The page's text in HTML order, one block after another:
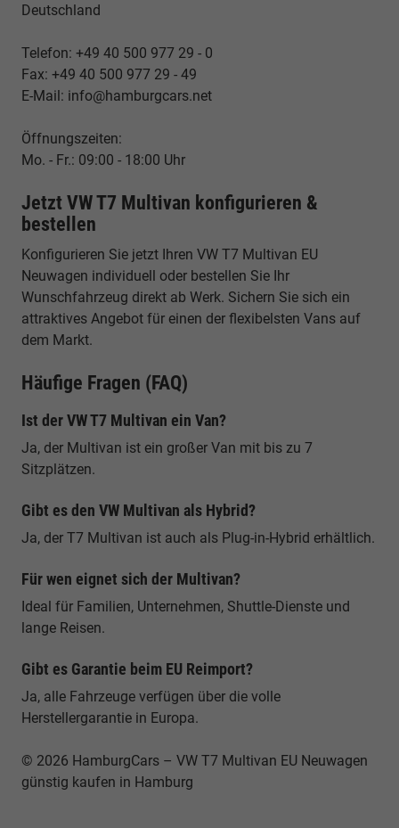
Deutschland
Telefon: +49 40 500 977 29 - 0
Fax: +49 40 500 977 29 - 49
E-Mail: info@hamburgcars.net
Öffnungszeiten:
Mo. - Fr.: 09:00 - 18:00 Uhr
Jetzt VW T7 Multivan konfigurieren &
bestellen
Konfigurieren Sie jetzt Ihren VW T7 Multivan EU
Neuwagen individuell oder bestellen Sie Ihr
Wunschfahrzeug direkt ab Werk. Sichern Sie sich ein
attraktives Angebot für einen der flexibelsten Vans auf
dem Markt.
Häufige Fragen (FAQ)
Ist der VW T7 Multivan ein Van?
Ja, der Multivan ist ein großer Van mit bis zu 7
Sitzplätzen.
Gibt es den VW Multivan als Hybrid?
Ja, der T7 Multivan ist auch als Plug-in-Hybrid erhältlich.
Für wen eignet sich der Multivan?
Ideal für Familien, Unternehmen, Shuttle-Dienste und
lange Reisen.
Gibt es Garantie beim EU Reimport?
Ja, alle Fahrzeuge verfügen über die volle
Herstellergarantie in Europa.
© 2026 HamburgCars – VW T7 Multivan EU Neuwagen
günstig kaufen in Hamburg